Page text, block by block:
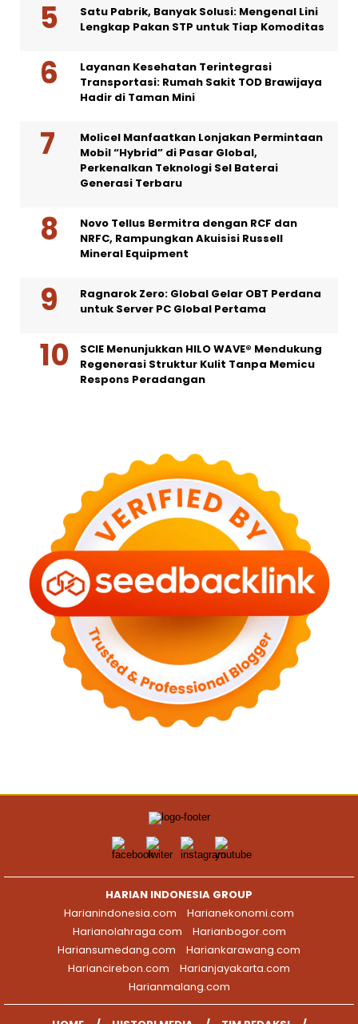
Satu Pabrik, Banyak Solusi: Mengenal Lini
Lengkap Pakan STP untuk Tiap Komoditas
Layanan Kesehatan Terintegrasi
Transportasi: Rumah Sakit TOD Brawijaya
Hadir di Taman Mini
Molicel Manfaatkan Lonjakan Permintaan
Mobil “Hybrid” di Pasar Global,
Perkenalkan Teknologi Sel Baterai
Generasi Terbaru
Novo Tellus Bermitra dengan RCF dan
NRFC, Rampungkan Akuisisi Russell
Mineral Equipment
Ragnarok Zero: Global Gelar OBT Perdana
untuk Server PC Global Pertama
SCIE Menunjukkan HILO WAVE® Mendukung
Regenerasi Struktur Kulit Tanpa Memicu
Respons Peradangan
HARIAN INDONESIA GROUP
Harianindonesia.com
Harianekonomi.com
Harianolahraga.com
Harianbogor.com
Hariansumedang.com
Hariankarawang.com
Hariancirebon.com
Harianjayakarta.com
Harianmalang.com